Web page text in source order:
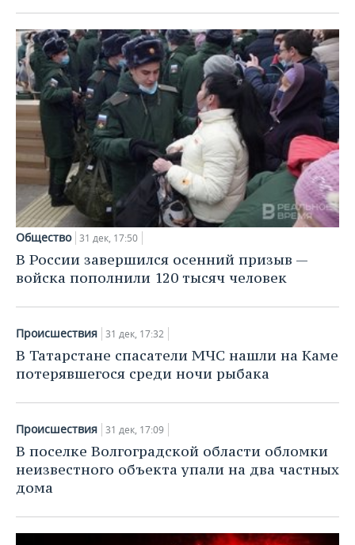
Общество 31 дек, 17:50
В России завершился осенний призыв —
войска пополнили 120 тысяч человек
Происшествия 31 дек, 17:32
В Татарстане спасатели МЧС нашли на Каме
потерявшегося среди ночи рыбака
Происшествия 31 дек, 17:09
В поселке Волгоградской области обломки
неизвестного объекта упали на два частных
дома